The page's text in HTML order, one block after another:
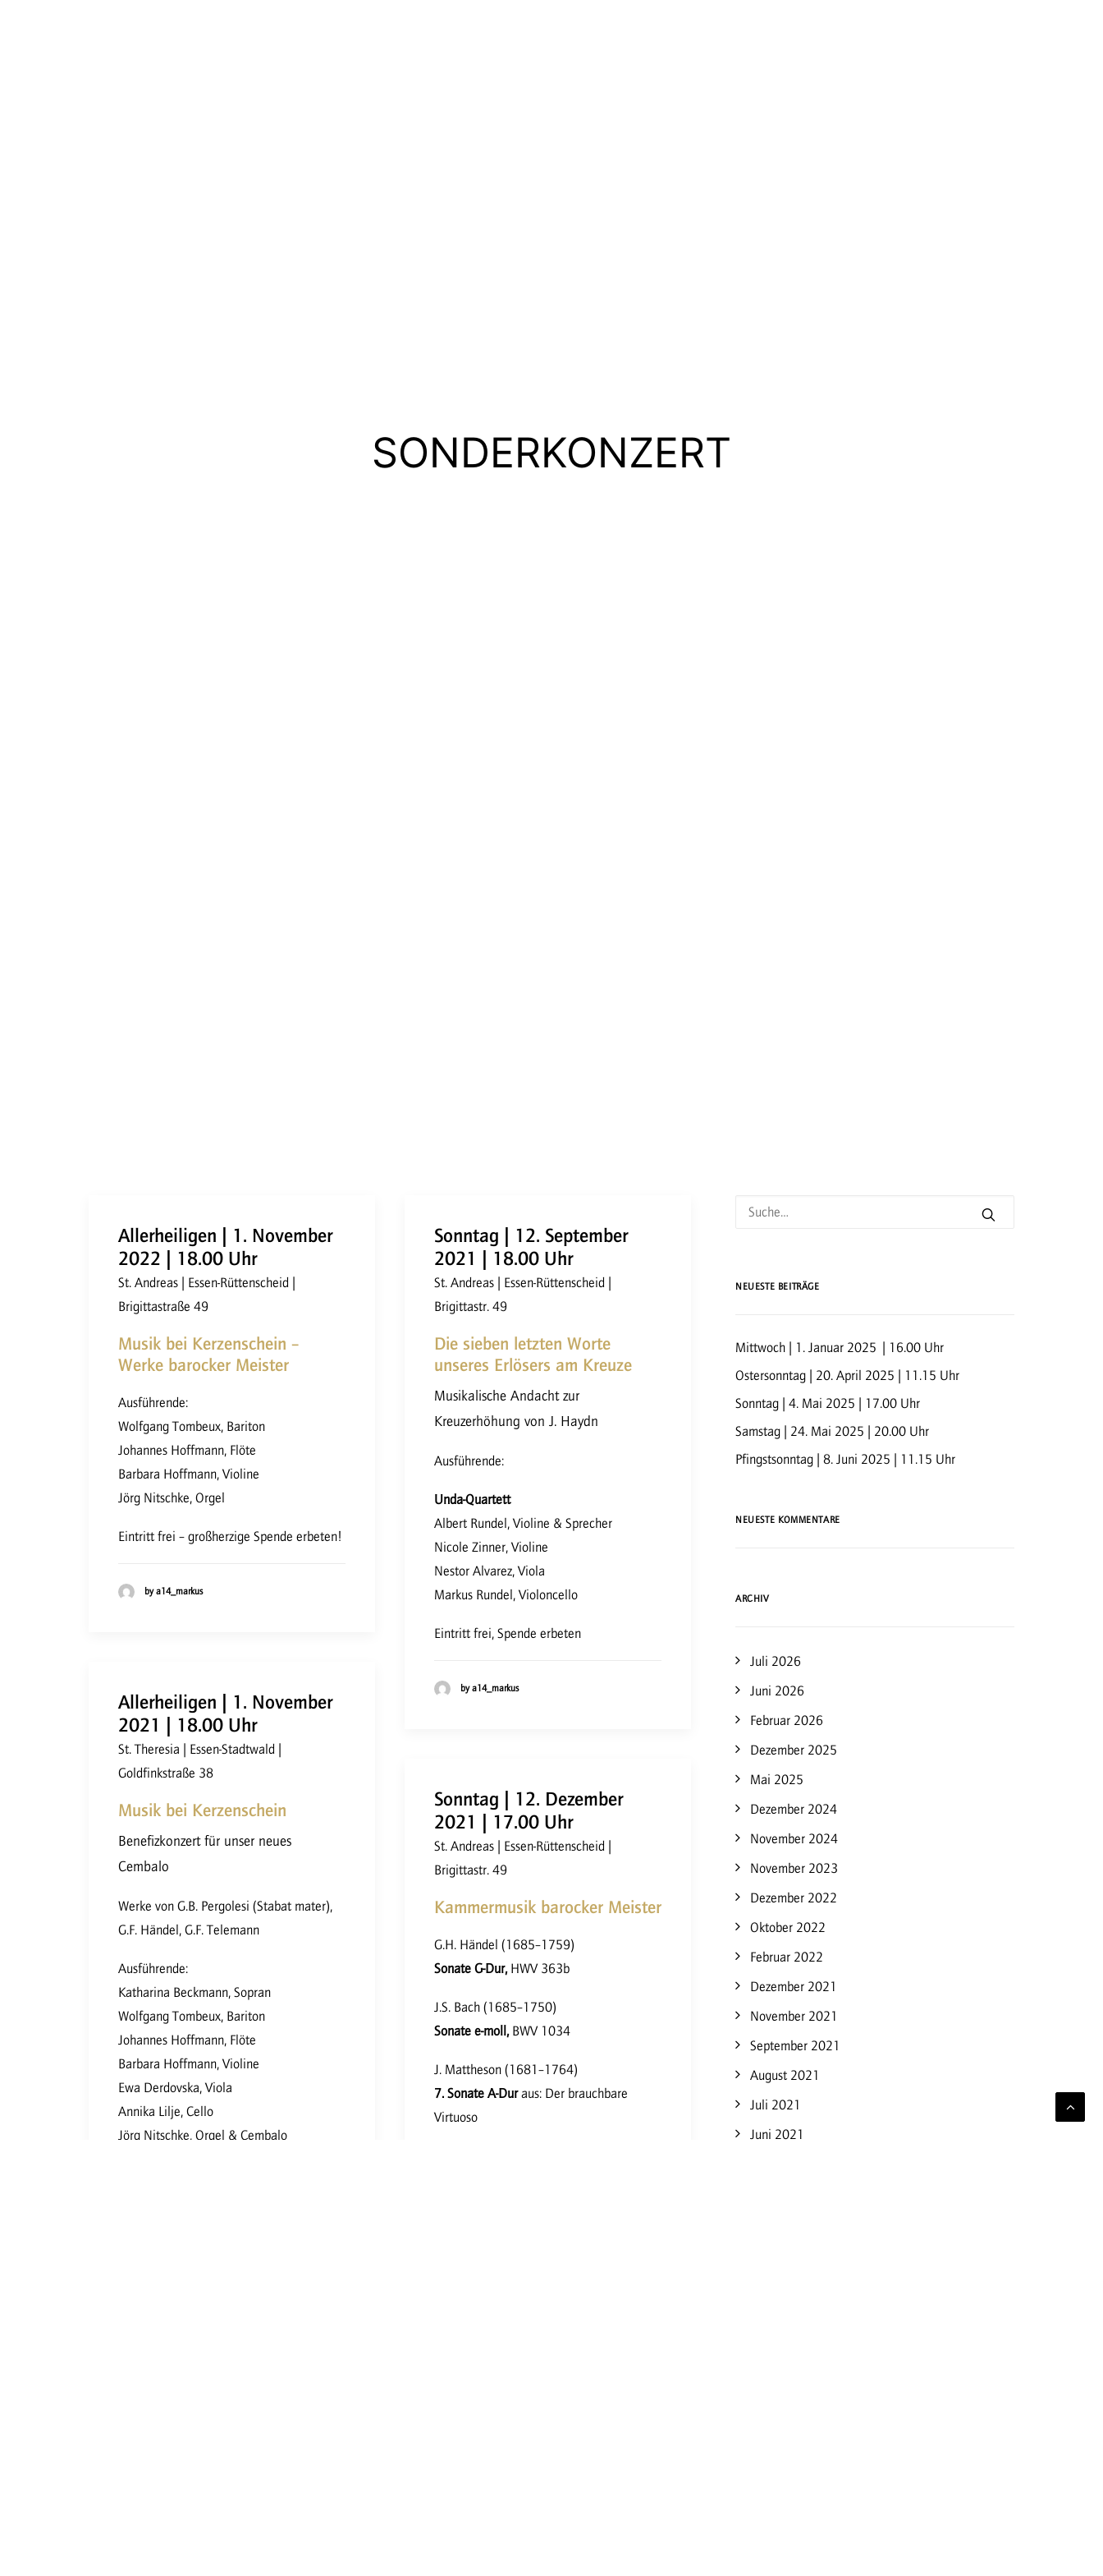
SONDERKONZERT
Allerheiligen | 1. November
2022 | 18.00 Uhr
St. Andreas | Essen-Rüttenscheid |
Brigittastraße 49
Musik bei Kerzenschein –
Werke barocker Meister
Ausführende:
Wolfgang Tombeux, Bariton
Johannes Hoffmann, Flöte
Barbara Hoffmann, Violine
Jörg Nitschke, Orgel
Eintritt frei – großherzige Spende erbeten!
by a14_markus
Sonntag | 12. September
2021 | 18.00 Uhr
St. Andreas | Essen-Rüttenscheid |
Brigittastr. 49
Die sieben letzten Worte
unseres Erlösers am Kreuze
Musikalische Andacht zur
Kreuzerhöhung von J. Haydn
Ausführende:
Unda-Quartett
Albert Rundel, Violine & Sprecher
Nicole Zinner, Violine
Nestor Alvarez, Viola
Markus Rundel, Violoncello
Eintritt frei, Spende erbeten
by a14_markus
Allerheiligen | 1. November
2021 | 18.00 Uhr
St. Theresia | Essen-Stadtwald |
Goldfinkstraße 38
Musik bei Kerzenschein
Benefizkonzert für unser neues
Cembalo
Werke von G.B. Pergolesi (Stabat mater),
G.F. Händel, G.F. Telemann
Ausführende:
Katharina Beckmann, Sopran
Wolfgang Tombeux, Bariton
Johannes Hoffmann, Flöte
Barbara Hoffmann, Violine
Ewa Derdovska, Viola
Annika Lilje, Cello
Jörg Nitschke, Orgel & Cembalo
Sonntag | 12. Dezember
2021 | 17.00 Uhr
St. Andreas | Essen-Rüttenscheid |
Brigittastr. 49
Kammermusik barocker Meister
G.H. Händel (1685–1759)
Sonate G-Dur,HWV 363b
J.S. Bach (1685–1750)
Sonate e-moll,BWV 1034
J. Mattheson (1681–1764)
7. Sonate A-Duraus: Der brauchbare
Virtuoso
NEUESTE BEITRÄGE
Mittwoch | 1. Januar 2025 | 16.00 Uhr
Ostersonntag | 20. April 2025 | 11.15 Uhr
Sonntag | 4. Mai 2025 | 17.00 Uhr
Samstag | 24. Mai 2025 | 20.00 Uhr
Pfingstsonntag | 8. Juni 2025 | 11.15 Uhr
NEUESTE KOMMENTARE
ARCHIV
Juli 2026
Juni 2026
Februar 2026
Dezember 2025
Mai 2025
Dezember 2024
November 2024
November 2023
Dezember 2022
Oktober 2022
Februar 2022
Dezember 2021
November 2021
September 2021
August 2021
Juli 2021
Juni 2021